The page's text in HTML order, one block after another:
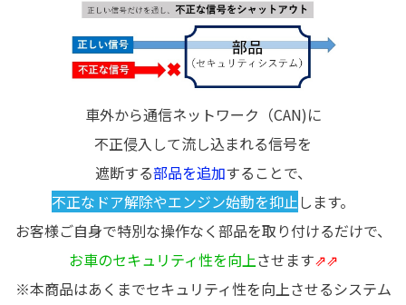
車外から通信ネットワーク（CAN)に
不正侵入して流し込まれる信号を
遮断する部品を追加することで、
不正なドア解除やエンジン始動を抑止 します。
お客様ご自身で特別な操作なく部品を取り付けるだけで、
お車のセキュリティ性を向上させます⇗⇗
※本商品はあくまでセキュリティ性を向上させるシステム